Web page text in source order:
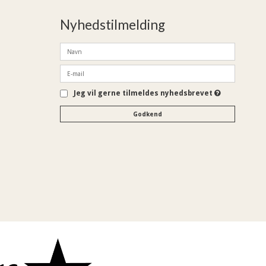
Nyhedstilmelding
Jeg vil gerne tilmeldes nyhedsbrevet
Godkend